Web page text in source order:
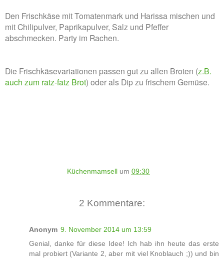
Den Frischkäse mit Tomatenmark und Harissa mischen und
mit Chilipulver, Paprikapulver, Salz und Pfeffer
abschmecken. Party im Rachen.
Die Frischkäsevariationen passen gut zu allen Broten (z.B.
auch zum ratz-fatz Brot) oder als Dip zu frischem Gemüse.
Küchenmamsell um09:30
2 Kommentare:
Anonym 9. November 2014 um 13:59
Genial, danke für diese Idee! Ich hab ihn heute das erste
mal probiert (Variante 2, aber mit viel Knoblauch ;)) und bin